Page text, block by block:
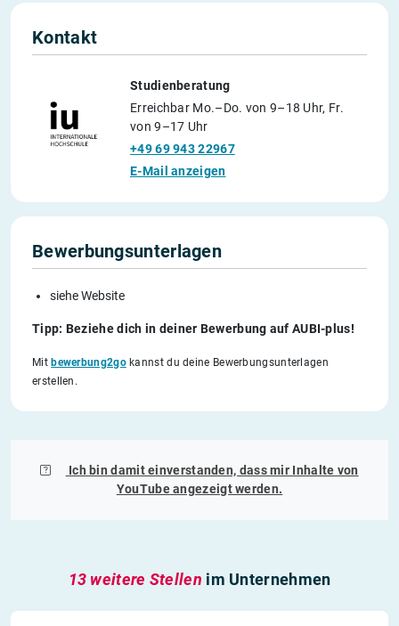
Kontakt
Studienberatung
Erreichbar Mo.–Do. von 9–18 Uhr, Fr.
von 9–17 Uhr
+49 69 943 22967
E-Mail anzeigen
Bewerbungsunterlagen
siehe Website
Tipp: Beziehe dich in deiner Bewerbung auf AUBI-plus!
Mitbewerbung2gokannst du deine Bewerbungsunterlagen
erstellen.
Ich bin damit einverstanden, dass mir Inhalte von
YouTubeangezeigt werden.
13 weitere Stellen im Unternehmen